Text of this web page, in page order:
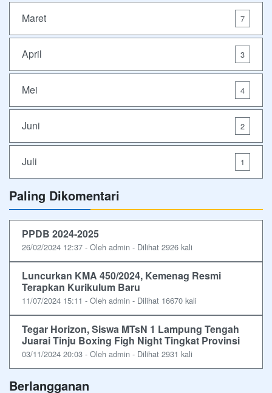
Maret 7
April 3
Mei 4
Juni 2
Juli 1
Paling Dikomentari
PPDB 2024-2025
26/02/2024 12:37 - Oleh admin - Dilihat 2926 kali
Luncurkan KMA 450/2024, Kemenag Resmi
Terapkan Kurikulum Baru
11/07/2024 15:11 - Oleh admin - Dilihat 16670 kali
Tegar Horizon, Siswa MTsN 1 Lampung Tengah
Juarai Tinju Boxing Figh Night Tingkat Provinsi
03/11/2024 20:03 - Oleh admin - Dilihat 2931 kali
Berlangganan